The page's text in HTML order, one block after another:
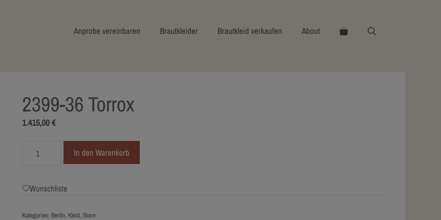
Anprobe vereinbaren Brautkleider Brautkleid verkaufen About
2399-36 Torrox
1.415,00€
Menge
In den Warenkorb
Wunschliste
Kategorien: Berlin, Kleid, Store